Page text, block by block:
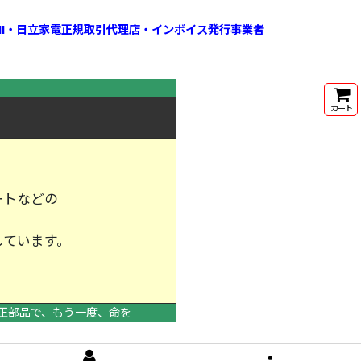
日立家電正規取引代理店・インボイス発行事業者
などの
います。
ます。
品で、もう一度、命を
カート